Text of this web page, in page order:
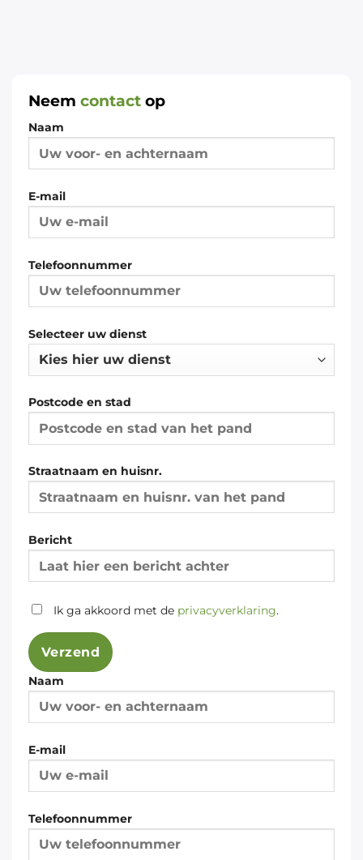
Neem contact op
Naam
E-mail
Telefoonnummer
Selecteer uw dienst
Postcode en stad
Straatnaam en huisnr.
Bericht
Ik ga akkoord met de privacyverklaring.
Naam
E-mail
Telefoonnummer